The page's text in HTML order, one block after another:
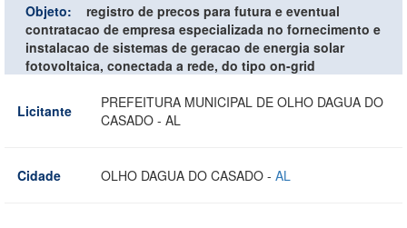
Objeto:
registro de precos para futura e eventual
contratacao de empresa especializada no fornecimento e
instalacao de sistemas de geracao de energia solar
fotovoltaica, conectada a rede, do tipo on-grid
Licitante
PREFEITURA MUNICIPAL DE OLHO DAGUA DO
CASADO - AL
Cidade OLHO DAGUA DO CASADO - AL